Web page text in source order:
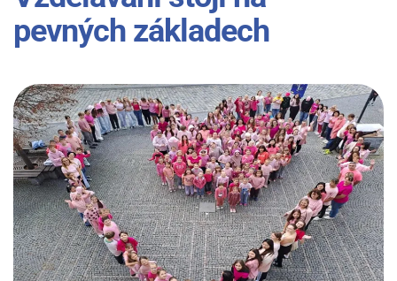
pevných základech